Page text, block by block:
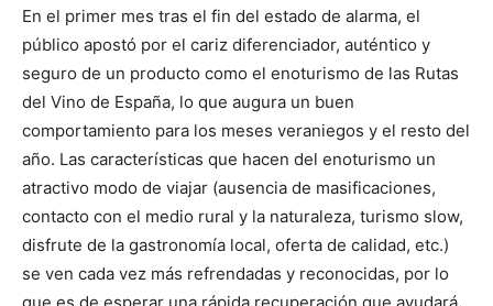
En el primer mes tras el fin del estado de alarma, el
público apostó por el cariz diferenciador, auténtico y
seguro de un producto como el enoturismo de las Rutas
del Vino de España, lo que augura un buen
comportamiento para los meses veraniegos y el resto del
año. Las características que hacen del enoturismo un
atractivo modo de viajar (ausencia de masificaciones,
contacto con el medio rural y la naturaleza, turismo slow,
disfrute de la gastronomía local, oferta de calidad, etc.)
se ven cada vez más refrendadas y reconocidas, por lo